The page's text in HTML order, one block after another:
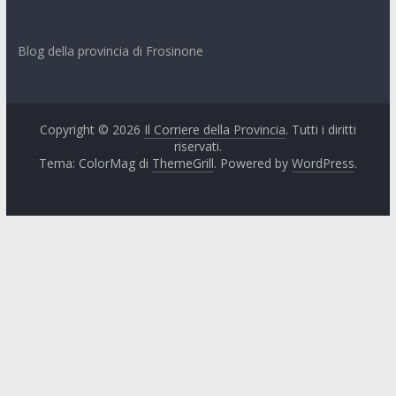
Blog della provincia di Frosinone
Copyright © 2026 Il Corriere della Provincia. Tutti i diritti
riservati.
Tema: ColorMag di ThemeGrill. Powered by WordPress.